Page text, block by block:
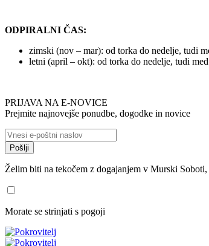
ODPIRALNI ČAS:
zimski (nov – mar): od torka do nedelje, tudi
letni (april – okt): od torka do nedelje, tudi
PRIJAVA NA E-NOVICE
Prejmite najnovejše ponudbe, dogodke in novice
Želim biti na tekočem z dogajanjem v Murski
Morate se strinjati s pogoji